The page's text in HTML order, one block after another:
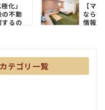
化」
不動
るの
【マ
なら
情報
テゴリ一覧